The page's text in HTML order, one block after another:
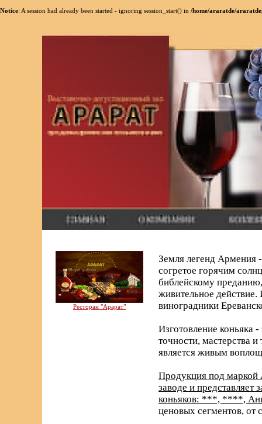
Notice: A session had already been started - ignoring session_start() in /home/araratde/
Ресторан "Арарат"
Земля легенд Армения
согретое горячим
библейскому
живительное
виноградники
Изготовление коньяка
точности, мастерства
является живым
Продукция под маркой
заводе и
коньяков: ***, ****,
ценовых сегментов, от